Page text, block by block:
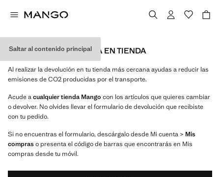
Saltar al contenido principal
DEVOLUCIÓN GRATUITA EN TIENDA
Al realizar la devolución en tu tienda más cercana ayudas a reducir las
emisiones de CO2 producidas por el transporte.
Acude acualquier tienda Mango con los artículos que quieres cambiar
o devolver. No olvides llevar el formulario de devolución que recibiste
con tu pedido.
Si no encuentras el formulario, descárgalo desde Mi cuenta > Mis
compraso presenta el código de barras que encontrarás en Mis
compras desde tu móvil.